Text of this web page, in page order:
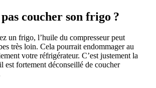
coucher son frigo ?
un frigo, l’huile du compresseur peut
très loin. Cela pourrait endommager au
votre réfrigérateur. C’est justement la
est fortement déconseillé de coucher